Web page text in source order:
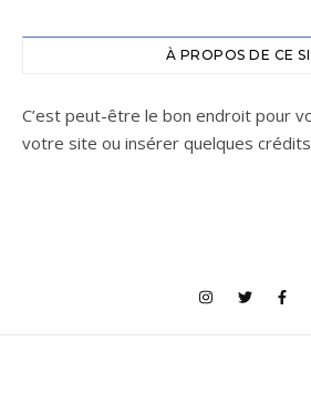
À PROPOS DE CE
C’est peut-être le bon endroit pour
votre site ou insérer quelques